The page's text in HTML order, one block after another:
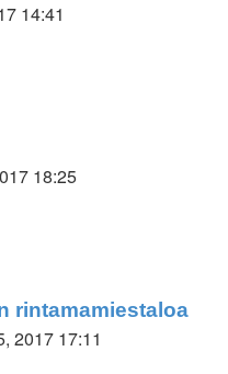
14:41
18:25
rintamamiestaloa
2017 17:11